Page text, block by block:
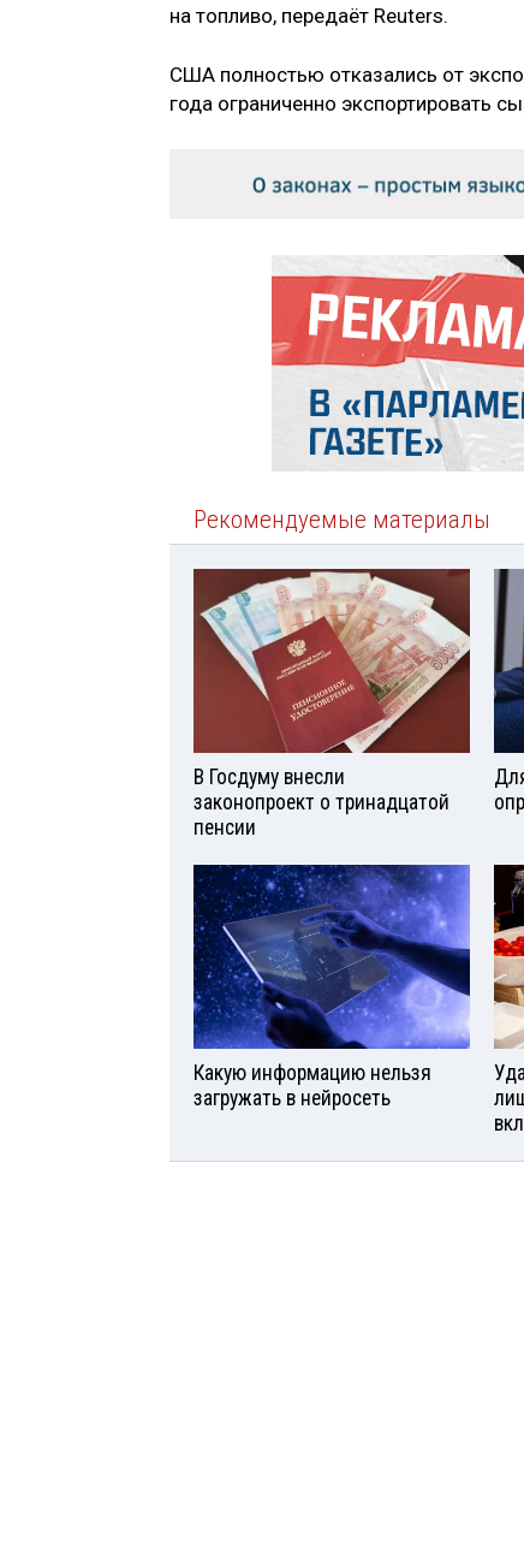
на топливо, передаёт Reuters.
США полностью отказались от
года ограниченно экспортировать
Рекомендуемые материалы
В Госдуму внесли
законопроект о тринадцатой
пенсии
Какую информацию нельзя
загружать в нейросеть